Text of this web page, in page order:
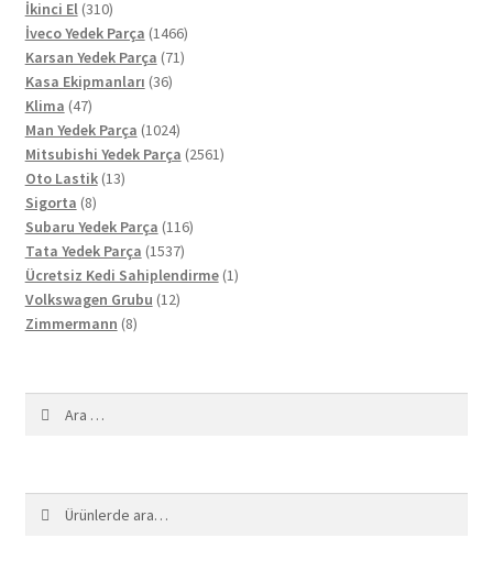
İkinci El 310310
ürün
İveco Yedek Parça 14661466
ürün
Karsan Yedek Parça 7171
Kasa Ekipmanları 3636
Klima 4747
ürün
Man Yedek Parça 10241024
ürün
Mitsubishi Yedek Parça 25612561
Oto Lastik 1313
Sigorta 88
ürün
Subaru Yedek Parça 116116
Tata Yedek Parça 15371537
ürün
Ücretsiz Kedi Sahiplendirme 11
Volkswagen Grubu 1212
Zimmermann 88